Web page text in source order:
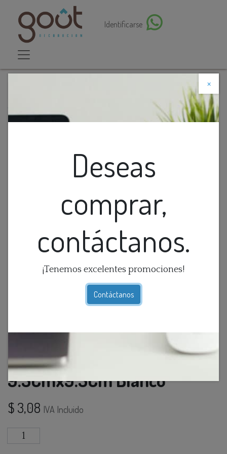
Identificarse
×
Deseas
comprar,
contáctanos.
¡Tenemos excelentes promociones!
Contáctanos
Descuento web
Conector L P/Riel Emp.Rado 9.5Cmx9.5Cm Blanco
Conector L P/Riel Emp.Rado
9.5Cmx9.5Cm Blanco
$ 3,08 IVA Incluido